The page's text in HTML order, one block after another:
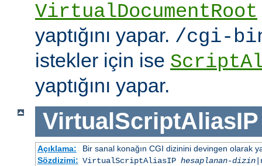
VirtualDocumentRoot
yaptığını yapar. /cgi-
istekler için ise
yaptığını yapar.
VirtualScriptAliasIP
Açıklama:
Bir sanal konağın CGI dizinini devingen olarak
Sözdizimi: VirtualScriptAliasIP hesaplanan-dizin